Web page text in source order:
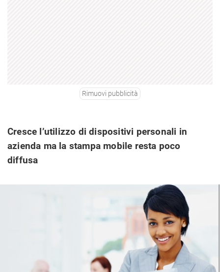
Rimuovi pubblicità
Cresce l’utilizzo di dispositivi personali in
azienda ma la stampa mobile resta poco
diffusa